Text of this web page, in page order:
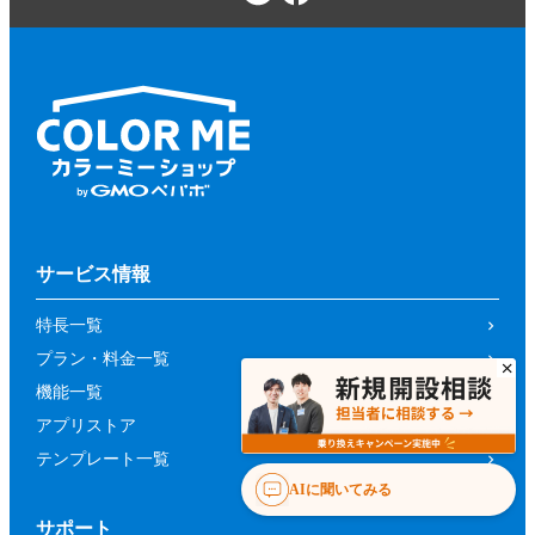
サービス情報
特長一覧
プラン・料金一覧
機能一覧
アプリストア
テンプレート一覧
サポート
AIに聞いてみる